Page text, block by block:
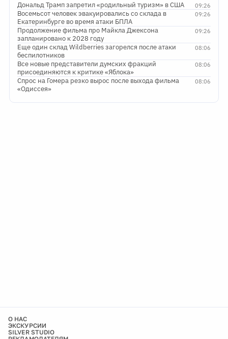
09:26
Дональд Трамп запретил «родильный туризм» в США
09:26
Восемьсот человек эвакуировались со склада в
Екатеринбурге во время атаки БПЛА
09:26
Продолжение фильма про Майкла Джексона
запланировано к 2028 году
08:06
Еще один склад Wildberries загорелся после атаки
беспилотников
08:06
Все новые представители думских фракций
присоединяются к критике «Яблока»
08:06
Спрос на Гомера резко вырос после выхода фильма
«Одиссея»
О НАС
ЭКСКУРСИИ
SILVER STUDIO